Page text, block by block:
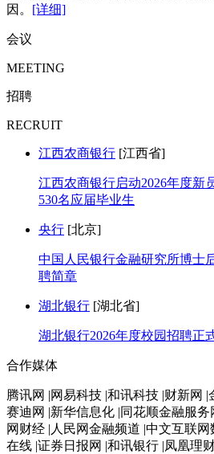
因。 [详细]
会议
MEETING
招聘
RECRUIT
江西农商银行 [江西省]
江西农商银行启动2026年度新
530名应届毕业生
央行 [北京]
中国人民银行金融研究所博士
聘简章
湖北银行 [湖北省]
湖北银行2026年度校园招聘正
合作媒体
腾讯网 |网易科技 |和讯科技 |财新网
赛迪网 |新华信息化 |同花顺金融服
网财经 |人民网金融频道 |中文互联
在线 |证券日报网 |和讯银行 |凤凰理